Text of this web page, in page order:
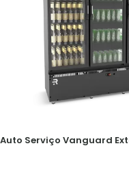
Auto Serviço Vanguard